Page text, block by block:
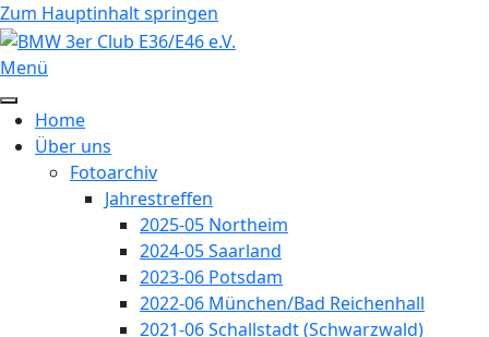
Zum Hauptinhalt springen
Menü
Home
Über uns
Fotoarchiv
Jahrestreffen
2025-05 Northeim
2024-05 Saarland
2023-06 Potsdam
2022-06 München/Bad Reichenhall
2021-06 Schallstadt (Schwarzwald)
Jahr
Monat
Jahr
Monat